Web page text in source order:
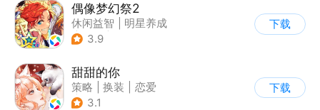
偶像梦幻祭2
休闲益智
明星养成
| 音乐
3.9
下载
甜甜的你
策略 换装
恋爱
| 乙女
3.1
下载